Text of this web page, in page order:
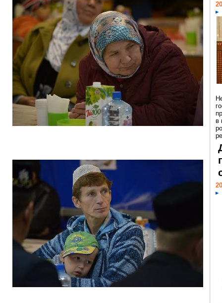
в